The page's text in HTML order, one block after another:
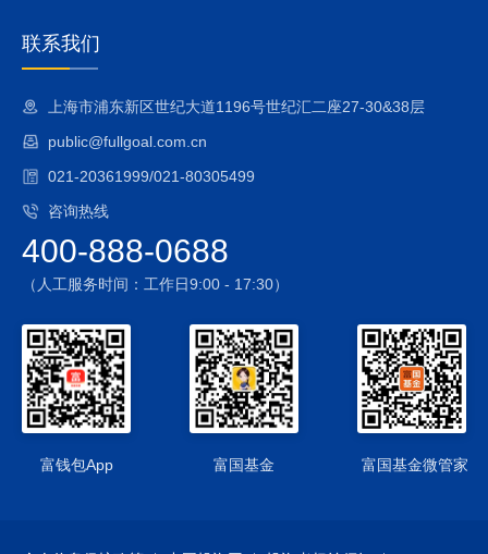
管理人将发挥专业研究优势，加强对市场、证券基本面的深入
研究，持续优化组合配置，以控制特定风险。
本基金可投资股指期货，股指期货采用保证金交易制度，由于
保证金交易具有杠杆性，当出现不利行情时，股价指数微小的
变动就可能会使投资人权益遭受较大损失。
本基金投资范围包括国债期货，国债期货的投资可能面临市场
风险、基差风险、流动性风险。
4、股票期权的投资风险
性风险、基差风险、保证金风险、信用风险以及各类操作风险
等
5、资产支持证券的投资风险
本基金可投资资产支持证券，资产支持证券在国内市场尚处发
展初期，具有低流动性、高收益的特征，并存在一定的投资风
险。
联系我们
上海市浦东新区世纪大道1196号世纪汇二座27-30&38层
public@fullgoal.com.cn
021-20361999/021-80305499
咨询热线
400-888-0688
（人工服务时间：工作日9:00 - 17:30）
富钱包App 富国基金 富国基金微管家